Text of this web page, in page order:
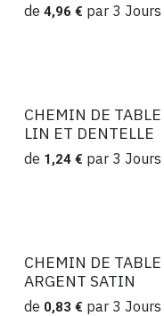
de 4,96 € par 3 Jours
Location
CHEMIN DE TABLE
LIN ET DENTELLE
de 1,24 € par 3 Jours
Location
CHEMIN DE TABLE
ARGENT SATIN
de 0,83 € par 3 Jours